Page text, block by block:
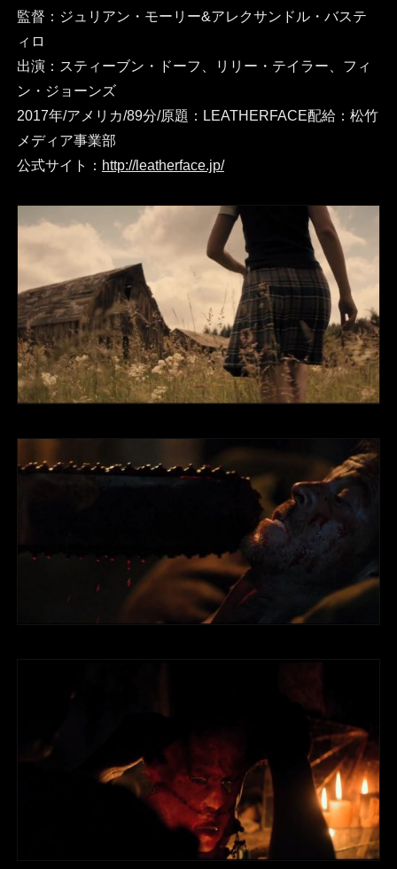
監督：ジュリアン・モーリー&アレクサンドル・バステ
ィロ
出演：スティーブン・ドーフ、リリー・テイラー、フィ
ン・ジョーンズ
2017年/アメリカ/89分/原題：LEATHERFACE配給：松竹
メディア事業部
公式サイト： http://leatherface.jp/